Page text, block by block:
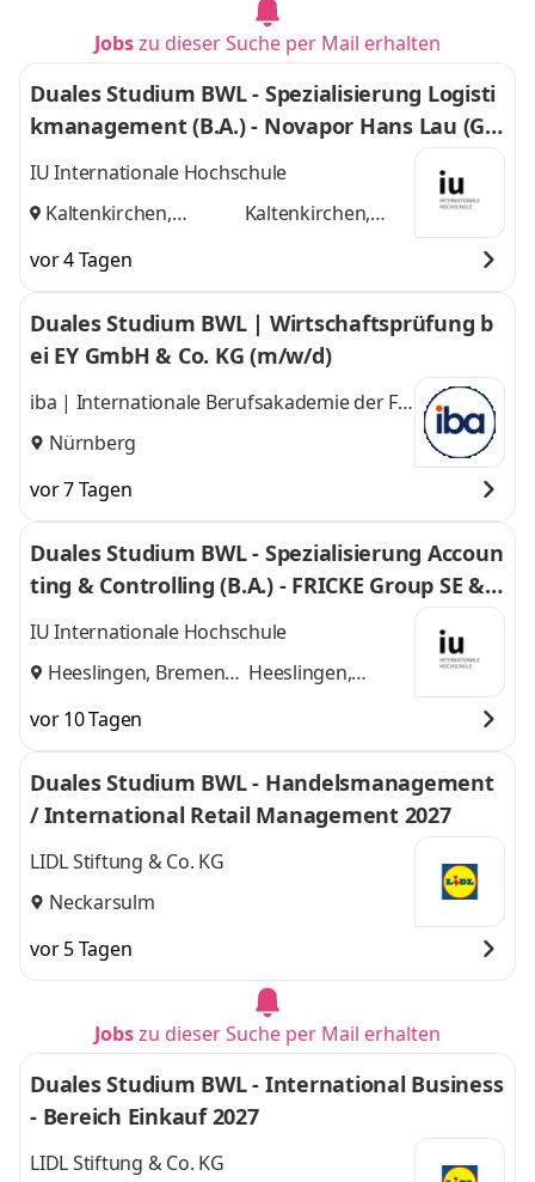
Jobszu dieser Suche per Mail erhalten
Duales Studium BWL - Spezialisierung Logisti
kmanagement (B.A.) - Novapor Hans Lau (G
mbH & Co) KG
IU Internationale Hochschule
Kaltenkirchen,
Kaltenkirchen,
vor 4 Tagen
Duales Studium BWL | Wirtschaftsprüfung b
ei EY GmbH & Co. KG (m/w/d)
iba | Internationale Berufsakademie der F +
U Unternehmensgruppe gGmbH
Nürnberg
vor 7 Tagen
Duales Studium BWL - Spezialisierung Accoun
ting & Controlling (B.A.) - FRICKE Group SE & C
o. KG
IU Internationale Hochschule
Heeslingen, Bremen
Heeslingen,
vor 10 Tagen
Duales Studium BWL - Handelsmanagement
/ International Retail Management 2027
LIDL Stiftung & Co. KG
Neckarsulm
vor 5 Tagen
Jobszu dieser Suche per Mail erhalten
Duales Studium BWL - International Business
- Bereich Einkauf 2027
LIDL Stiftung & Co. KG